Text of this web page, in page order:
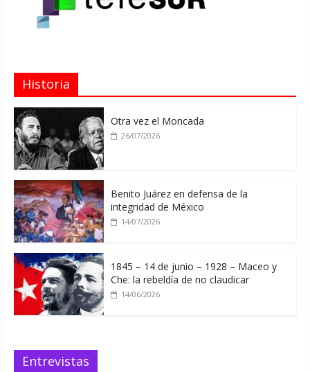
Historia
Otra vez el Moncada
26/07/2026
Benito Juárez en defensa de la
integridad de México
14/07/2026
1845 – 14 de junio – 1928 – Maceo y
Che: la rebeldía de no claudicar
14/06/2026
Entrevistas